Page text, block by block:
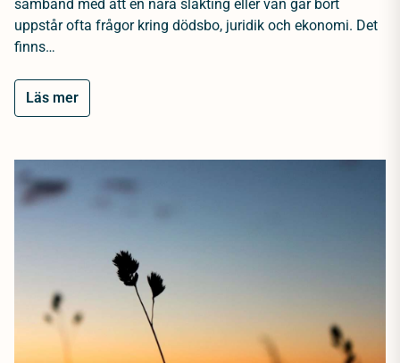
samband med att en nära släkting eller vän går bort
uppstår ofta frågor kring dödsbo, juridik och ekonomi. Det
finns…
Läs mer